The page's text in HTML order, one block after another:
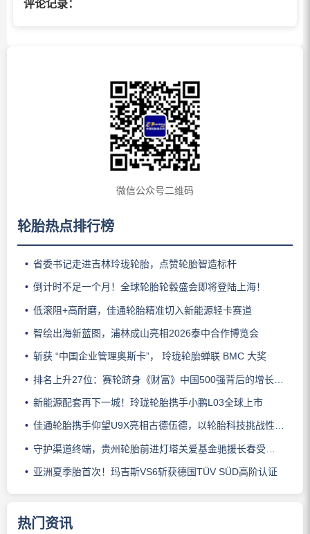
评论记录：
微信公众号二维码
轮胎热点排行榜
省委书记走进吉林玲珑轮胎，点赞轮胎智造标杆
倒计时不足一个月！全球轮胎轮毂盛会即将登陆上海！
低滚阻+高耐磨，佳通轮胎精准切入新能源轻卡赛道
智绘出海新蓝图，浦林成山亮相2026泰中合作博览会
斩获 “中国企业管理奥斯卡”， 玲珑轮胎蝉联 BMC 大奖
排名上升27位：赛轮跻身《财富》中国500强背后的增长逻辑
新能源配套再下一城！玲珑轮胎携手小鹏L03全球上市
佳通轮胎携手仰望U9X亮相古德伍德，以轮胎科技挑战性能边界
守护渠道终端，贵州轮胎前进灯塔关爱基金驰援长春受灾门店
亚洲夏季胎首次！玛吉斯VS6斩获德国TÜV SÜD高阶认证
热门资讯